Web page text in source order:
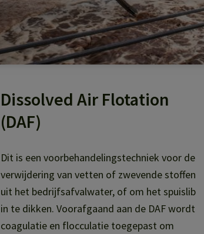
Dissolved Air Flotation
(DAF)
Dit is een voorbehandelingstechniek voor de
verwijdering van vetten of zwevende stoffen
uit het bedrijfsafvalwater, of om het spuislib
in te dikken. Voorafgaand aan de DAF wordt
coagulatie en flocculatie toegepast om